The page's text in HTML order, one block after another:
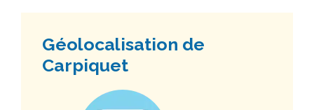
Géolocalisation de
Carpiquet